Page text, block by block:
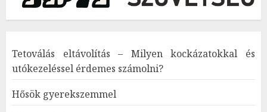
Tetoválás eltávolítás – Milyen kockázatokkal és
utókezeléssel érdemes számolni?
Hősök gyerekszemmel